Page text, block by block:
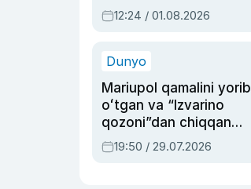
Oripovni siyosiy
ayblovlardan asrab
12:24 / 01.08.2026
Dunyo
Mariupol qamalini yorib
oʻtgan va “Izvarino
qozoni”dan chiqqan
qahramon — Ukraina
armiyasi bosh
19:50 / 29.07.2026